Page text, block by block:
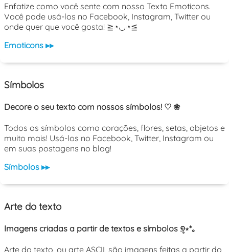
Enfatize como você sente com nosso Texto Emoticons.
Você pode usá-los no Facebook, Instagram, Twitter ou
onde quer que você gosta! ≧◔◡◔≦
Emoticons ▸▸
Símbolos
Decore o seu texto com nossos símbolos! ♡ ❀
Todos os símbolos como corações, flores, setas, objetos e
muito mais! Usá-los no Facebook, Twitter, Instagram ou
em suas postagens no blog!
Símbolos ▸▸
Arte do texto
Imagens criadas a partir de textos e símbolos ୭̥⋆*｡
Arte do texto, ou arte ASCII, são imagens feitas a partir do